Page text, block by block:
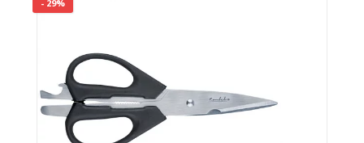
- 29%